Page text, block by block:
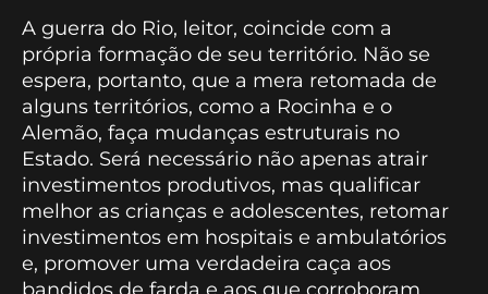
A guerra do Rio, leitor, coincide com a
própria formação de seu território. Não se
espera, portanto, que a mera retomada de
alguns territórios, como a Rocinha e o
Alemão, faça mudanças estruturais no
Estado. Será necessário não apenas atrair
investimentos produtivos, mas qualificar
melhor as crianças e adolescentes, retomar
investimentos em hospitais e ambulatórios
e, promover uma verdadeira caça aos